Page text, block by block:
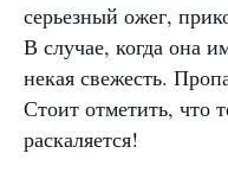
серьезный ожег,
В случае, когда она
некая свежесть.
Стоит отметить, что
раскаляется!